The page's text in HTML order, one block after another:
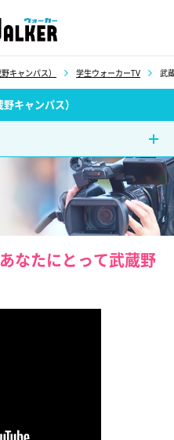
キャンパス） 学生ウォーカーTV 武
キャンパス）
なたにとって武蔵野